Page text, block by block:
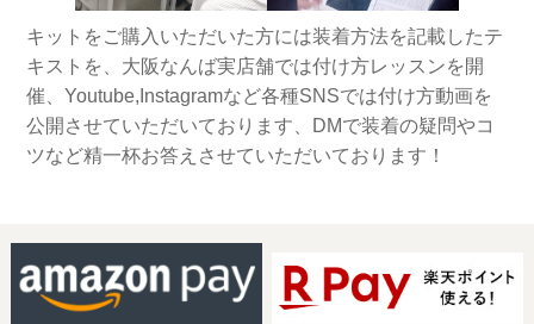
キットをご購入いただいた方には装着方法を記載したテ
キストを、大阪なんば実店舗では付け方レッスンを開
催、Youtube,Instagramなど各種SNSでは付け方動画を
公開させていただいております、DMで装着の疑問やコ
ツなど精一杯お答えさせていただいております！